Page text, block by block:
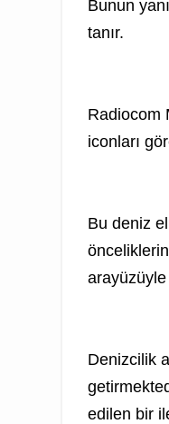
Bunun
tanır.
Radiocom
iconları
Bu deniz
arayüzüyle
Denizcilik
edilen bir